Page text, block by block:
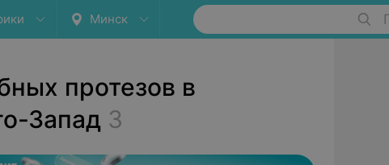
Минск
протезов в
Запад 3